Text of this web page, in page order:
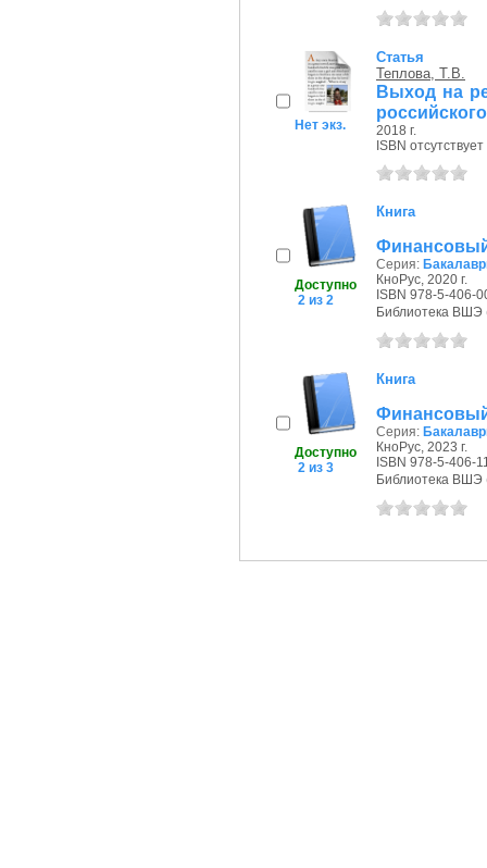
Нет экз.
Статья
Теплова, Т.В.
Выход на
2018 г.
ISBN отсутствует
Доступно
2 из 2
Книга
Серия:
КноРус, 2020 г.
ISBN 978-5-406-
Библиотека ВШЭ
Доступно
2 из 3
Книга
Серия:
КноРус, 2023 г.
ISBN 978-5-406-
Библиотека ВШЭ